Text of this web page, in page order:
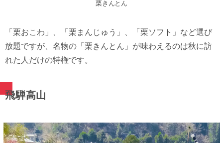
栗きんとん
「栗おこわ」、「栗まんじゅう」、「栗ソフト」など選び
放題ですが、名物の「栗きんとん」が味わえるのは秋に訪
れた人だけの特権です。
飛騨高山